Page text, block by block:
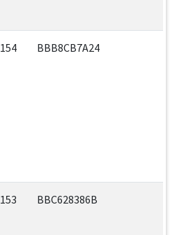
154 BBB8CB7A24
153 BBC628386B